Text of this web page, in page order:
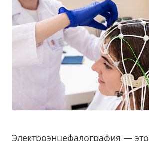
Электроэнцефалография — это